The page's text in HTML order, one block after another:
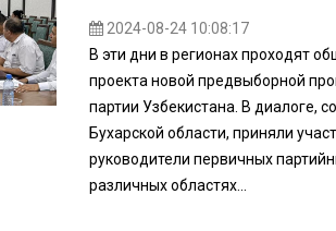
2024-08-24 10:08:17
В эти дни в регионах проходят
проекта новой предвыборной
партии Узбекистана. В диалоге,
Бухарской области, приняли
руководители первичных
различных областях...